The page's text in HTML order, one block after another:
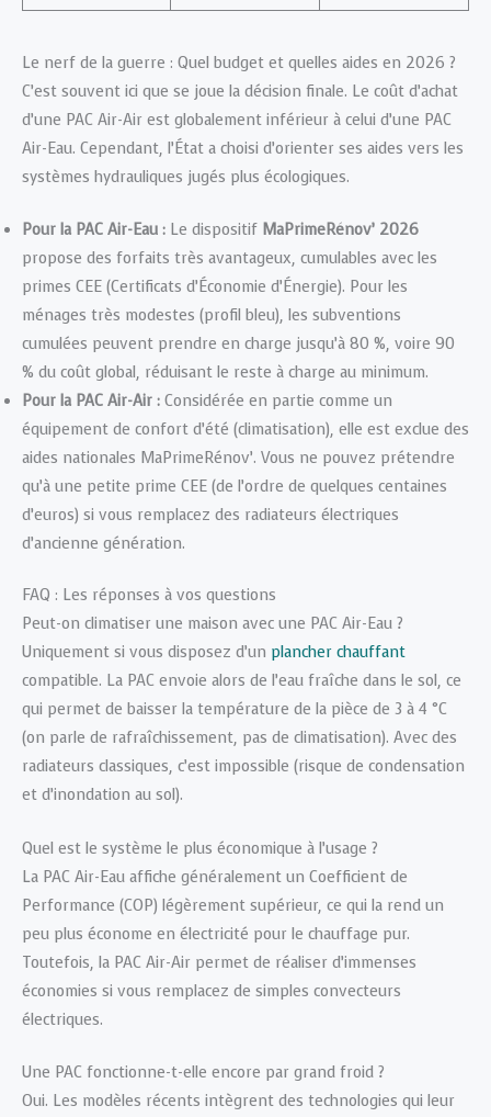
Le nerf de la guerre : Quel budget et quelles aides en 2026 ?
C’est souvent ici que se joue la décision finale. Le coût d’achat
d’une PAC Air-Air est globalement inférieur à celui d’une PAC
Air-Eau. Cependant, l’État a choisi d’orienter ses aides vers les
systèmes hydrauliques jugés plus écologiques.
Pour la PAC Air-Eau : Le dispositif MaPrimeRénov’ 2026
propose des forfaits très avantageux, cumulables avec les
primes CEE (Certificats d’Économie d’Énergie). Pour les
ménages très modestes (profil bleu), les subventions
cumulées peuvent prendre en charge jusqu’à 80 %, voire 90
% du coût global, réduisant le reste à charge au minimum.
Pour la PAC Air-Air : Considérée en partie comme un
équipement de confort d’été (climatisation), elle est exclue des
aides nationales MaPrimeRénov’. Vous ne pouvez prétendre
qu’à une petite prime CEE (de l’ordre de quelques centaines
d’euros) si vous remplacez des radiateurs électriques
d’ancienne génération.
FAQ : Les réponses à vos questions
Peut-on climatiser une maison avec une PAC Air-Eau ?
Uniquement si vous disposez d’un plancher chauffant
compatible. La PAC envoie alors de l’eau fraîche dans le sol, ce
qui permet de baisser la température de la pièce de 3 à 4 °C
(on parle de rafraîchissement, pas de climatisation). Avec des
radiateurs classiques, c’est impossible (risque de condensation
et d’inondation au sol).
Quel est le système le plus économique à l’usage ?
La PAC Air-Eau affiche généralement un Coefficient de
Performance (COP) légèrement supérieur, ce qui la rend un
peu plus économe en électricité pour le chauffage pur.
Toutefois, la PAC Air-Air permet de réaliser d’immenses
économies si vous remplacez de simples convecteurs
électriques.
Une PAC fonctionne-t-elle encore par grand froid ?
Oui. Les modèles récents intègrent des technologies qui leur